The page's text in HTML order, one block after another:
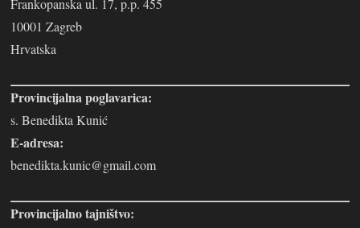
Frankopanska ul. 17, p.p. 455
10001 Zagreb
Hrvatska
Provincijalna poglavarica:
s. Benedikta Kunić
E-adresa:
benedikta.kunic@gmail.com
Provincijalno tajništvo: